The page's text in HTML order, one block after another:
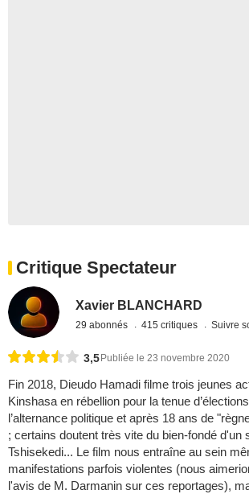
Critique Spectateur
Xavier BLANCHARD
29 abonnés 415 critiques Suivre
3,5 Publiée le 23 novembre 2020
Fin 2018, Dieudo Hamadi filme trois jeunes
Kinshasa en rébellion pour la tenue
l’alternance politique et après 18 ans de
; certains doutent très vite du bien-fondé d'un
Tshisekedi... Le film nous entraîne au sein
manifestations parfois violentes (nous
l'avis de M. Darmanin sur ces reportages),